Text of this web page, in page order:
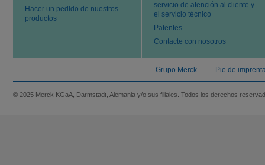
Hacer un pedido de nuestros
productos
servicio de atención al cliente y
el servicio técnico
Patentes
Contacte con nosotros
Grupo Merck Pie de
© 2025 Merck KGaA, Darmstadt, Alemania y/o sus filiales. Todos los derechos